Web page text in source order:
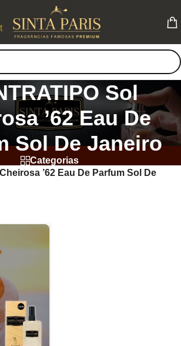
Sol
’62 Eau De
Sol De Janeiro
Categorias
’62 Eau De Parfum Sol De